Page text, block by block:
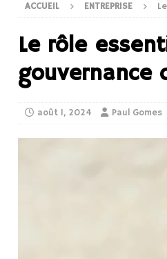
ACCUEIL ENTREPRISE
Le rôle
gouvernance
août 1, 2024 Paul Gomes